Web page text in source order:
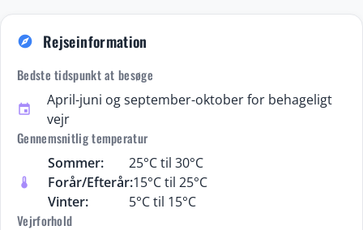
explore Rejseinformation
Bedste tidspunkt at besøge
event
April-juni og september-oktober for behageligt
vejr
Gennemsnitlig temperatur
thermostat
Sommer:
25°C til 30°C
Forår/Efterår:15°C til 25°C
Vinter:
5°C til 15°C
Vejrforhold